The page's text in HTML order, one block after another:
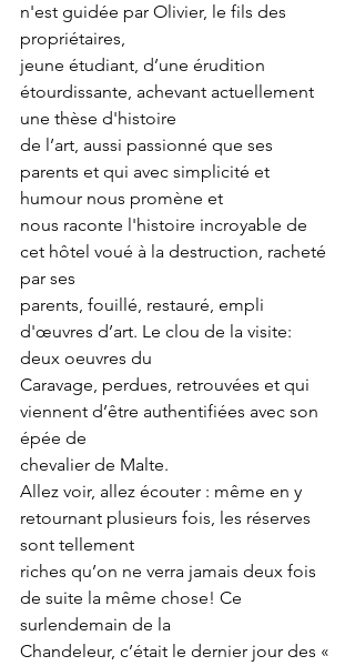
n'est guidée par Olivier, le fils des
propriétaires,
jeune étudiant, d’une érudition
étourdissante, achevant actuellement
une thèse d'histoire
de l’art, aussi passionné que ses
parents et qui avec simplicité et
humour nous promène et
nous raconte l'histoire incroyable de
cet hôtel voué à la destruction, racheté
par ses
parents, fouillé, restauré, empli
d'œuvres d’art. Le clou de la visite:
deux oeuvres du
Caravage, perdues, retrouvées et qui
viennent d’être authentifiées avec son
épée de
chevalier de Malte.
Allez voir, allez écouter : même en y
retournant plusieurs fois, les réserves
sont tellement
riches qu’on ne verra jamais deux fois
de suite la même chose! Ce
surlendemain de la
Chandeleur, c’était le dernier jour des «